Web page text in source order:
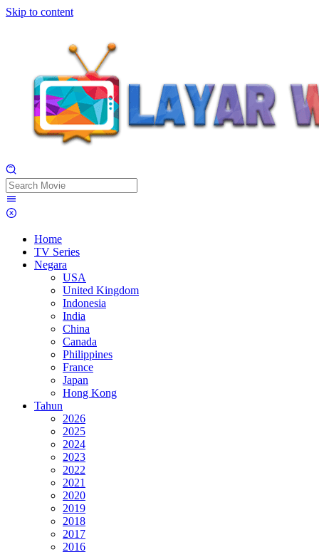
Skip to content
Home
TV Series
Negara
USA
United Kingdom
Indonesia
India
China
Canada
Philippines
France
Japan
Hong Kong
Tahun
2026
2025
2024
2023
2022
2021
2020
2019
2018
2017
2016